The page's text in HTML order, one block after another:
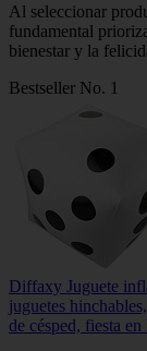
Al seleccionar
fundamental
bienestar y la
Bestseller No. 1
Diffaxy Juguete
juguetes
de césped, fiesta